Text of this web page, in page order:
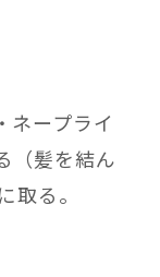
ネープライ
（髪を結ん
取る。